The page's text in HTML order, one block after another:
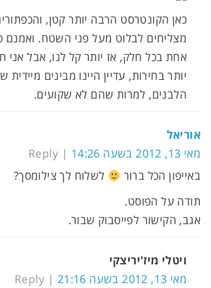
כאן הקונטרסט הרבה יותר קטן,
מצליחים לבלוט מעל פני השטח. ואמנם
אחת בכל חלק, אז יותר קל לנו, אבל אני
יותר בחירות, עדיין היינו מבינים
הלבנים, למרות שהם לא שקועים.
אוריאל
מאי 13, 2012 בשעה 14:26
Reply
באייפון הכל ברור
לשלוח לך צילומסך?
תודה על הפוסט.
אגב, הקישור לפייסבוק שבור.
ויטלי מיז'יריצקי
מאי 13, 2012 בשעה 21:16
Reply